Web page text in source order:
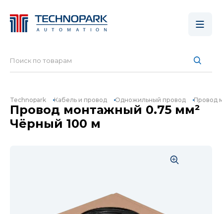
Technopark Кабель и провод Одножильный провод Провод
Провод монтажный 0.75 мм²
Чёрный 100 м